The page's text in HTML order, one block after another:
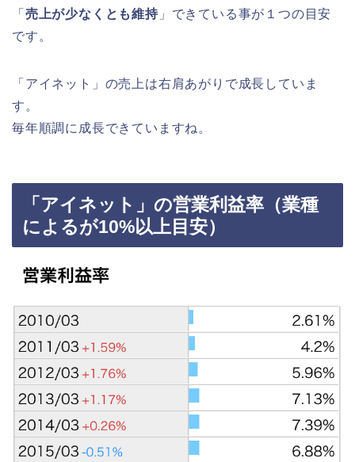
「 売上が少なくとも維持」できている事が１つの目安
です。
「アイネット」の売上は右肩あがりで成長していま
す。
毎年順調に成長できていますね。
「アイネット」の営業利益率（業種
によるが10%以上目安）